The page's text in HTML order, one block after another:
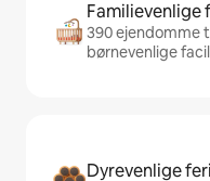
Familievenlige
390 ejendomme
børnevenlige
Dyrevenlige